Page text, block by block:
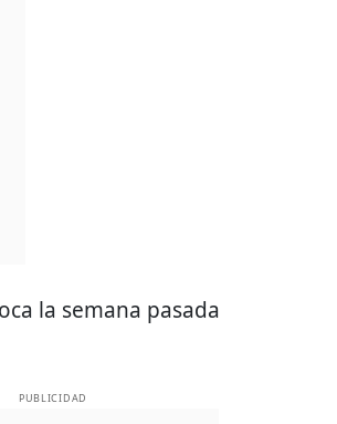
la semana pasada
PUBLICIDAD